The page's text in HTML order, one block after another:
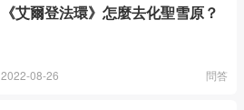
《艾爾登法環》怎麼去化聖雪原？
2022-08-26 問答